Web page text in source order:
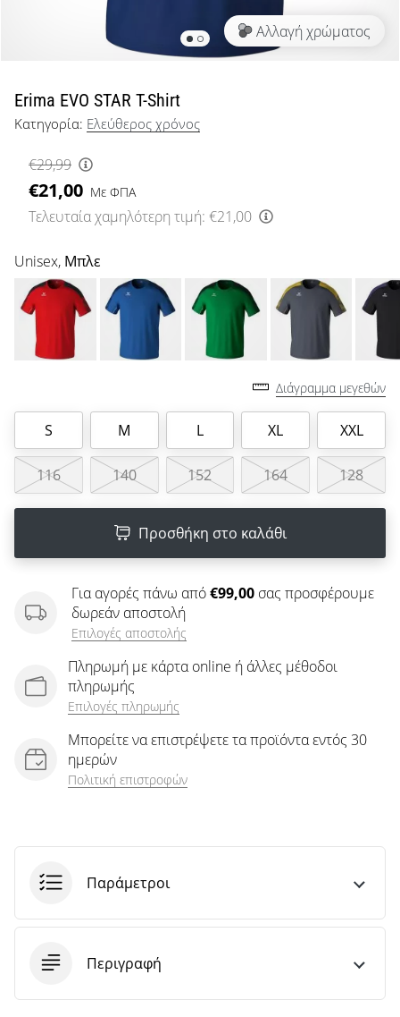
μπάσκετ
όπως
εμείς;
μαζί
μας
ως
πρεσβευτής
μάρκας
μας.
Εμφάνιση
άρθρων
Αλλαγή χρώματος
Erima EVO STAR T-Shirt
Κατηγορία: Ελεύθερος χρόνος
€29,99
€21,00 Με ΦΠΑ
Τελευταία χαμηλότερη τιμή: €21,00
Unisex, Μπλε
Διάγραμμα μεγεθών
S M L XL XXL
116 140 152 164 128
Προσθήκη στο καλάθι
Για αγορές πάνω από€99,00 σας προσφέρουμε
δωρεάν αποστολή
Επιλογές αποστολής
Πληρωμή με κάρτα online ή άλλες μέθοδοι
πληρωμής
Επιλογές πληρωμής
Μπορείτε να επιστρέψετε τα προϊόντα εντός 30
ημερών
Πολιτική επιστροφών
Παράμετροι
Περιγραφή